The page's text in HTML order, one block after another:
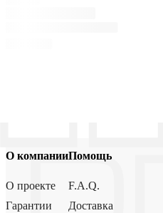
О компании
О проекте
Гарантии
Помощь
F.A.Q.
Доставка